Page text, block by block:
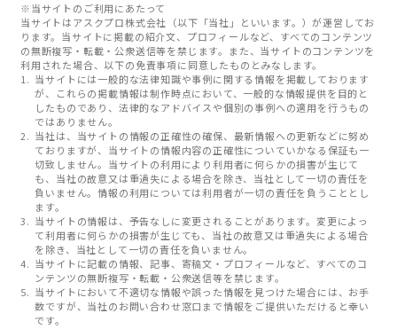
※当サイトのご利用にあたって
当サイトはアスクプロ株式会社（以下「当社」といいます。）が運営してお
ります。当サイトに掲載の紹介文、プロフィールなど、すべてのコンテンツ
の無断複写・転載・公衆送信等を禁じます。また、当サイトのコンテンツを
利用された場合、以下の免責事項に同意したものとみなします。
当サイトには一般的な法律知識や事例に関する情報を掲載しております
が、これらの掲載情報は制作時点において、一般的な情報提供を目的と
したものであり、法律的なアドバイスや個別の事例への適用を行うもの
ではありません。
当社は、当サイトの情報の正確性の確保、最新情報への更新などに努め
ておりますが、当サイトの情報内容の正確性についていかなる保証も一
切致しません。当サイトの利用により利用者に何らかの損害が生じて
も、当社の故意又は重過失による場合を除き、当社として一切の責任を
負いません。情報の利用については利用者が一切の責任を負うこととし
ます。
当サイトの情報は、予告なしに変更されることがあります。変更によっ
て利用者に何らかの損害が生じても、当社の故意又は重過失による場合
を除き、当社として一切の責任を負いません。
当サイトに記載の情報、記事、寄稿文・プロフィールなど、すべてのコ
ンテンツの無断複写・転載・公衆送信等を禁じます。
当サイトにおいて不適切な情報や誤った情報を見つけた場合には、お手
数ですが、当社のお問い合わせ窓口まで情報をご提供いただけると幸い
です。